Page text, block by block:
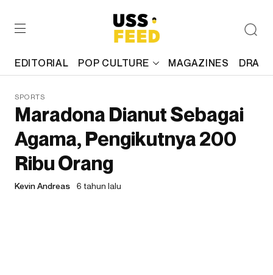
EDITORIAL POP CULTURE MAGAZINES
SPORTS
Maradona Dianut Sebagai
Agama, Pengikutnya 200
Ribu Orang
Kevin Andreas 6 tahun lalu